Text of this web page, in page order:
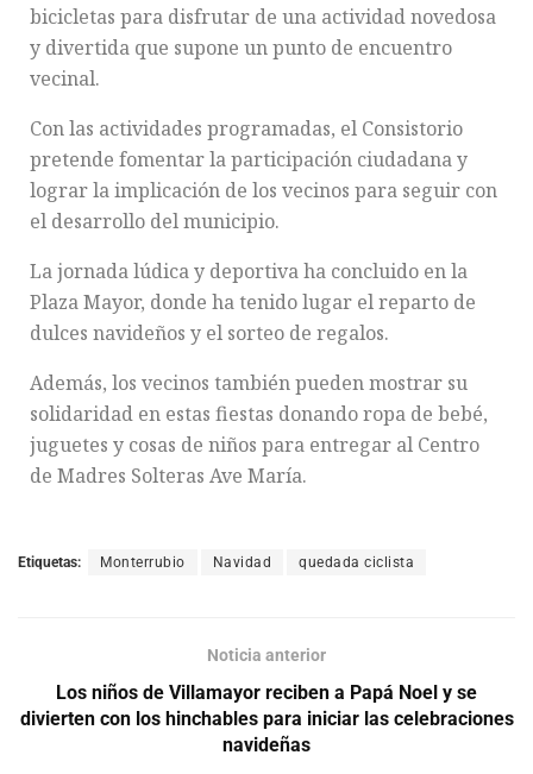
bicicletas para disfrutar de una actividad novedosa
y divertida que supone un punto de encuentro
vecinal.
Con las actividades programadas, el Consistorio
pretende fomentar la participación ciudadana y
lograr la implicación de los vecinos para seguir con
el desarrollo del municipio.
La jornada lúdica y deportiva ha concluido en la
Plaza Mayor, donde ha tenido lugar el reparto de
dulces navideños y el sorteo de regalos.
Además, los vecinos también pueden mostrar su
solidaridad en estas fiestas donando ropa de bebé,
juguetes y cosas de niños para entregar al Centro
de Madres Solteras Ave María.
Etiquetas: Monterrubio Navidad quedada ciclista
Noticia anterior
Los niños de Villamayor reciben a Papá Noel y se
divierten con los hinchables para iniciar las celebraciones
navideñas